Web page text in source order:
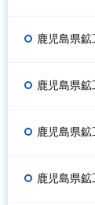
鹿児島県鉱
鹿児島県鉱
鹿児島県鉱
鹿児島県鉱